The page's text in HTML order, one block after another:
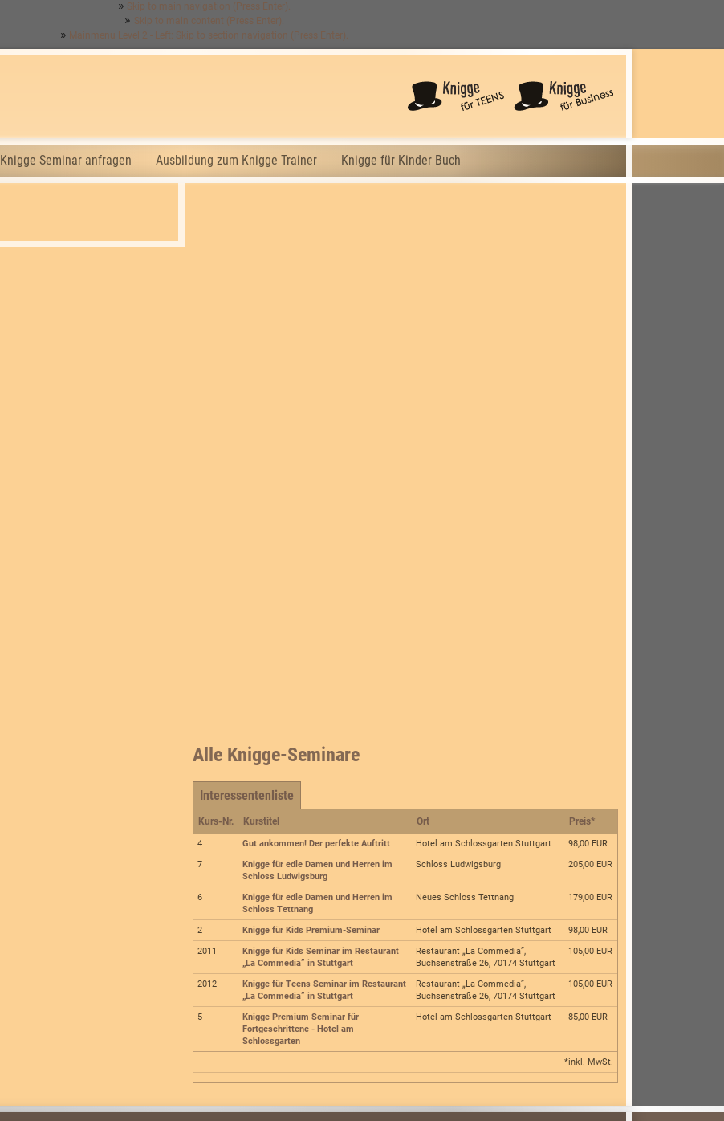
Skip to main navigation (Press Enter).
Skip to main content (Press Enter).
Mainmenu Level 2 - Left: Skip to section navigation (Press Enter).
Knigge Seminar anfragen Ausbildung zum Knigge Trainer Knigge für Kinder Buch
Alle Knigge-Seminare
Interessentenliste
Kurs-Nr. Kurstitel Ort Preis*
4 Gut ankommen! Der perfekte Auftritt Hotel am Schlossgarten Stuttgart
98,00 EUR
7
Knigge für edle Damen und Herren im
Schloss Ludwigsburg
Schloss Ludwigsburg 205,00 EUR
6
Knigge für edle Damen und Herren im
Schloss Tettnang
Neues Schloss Tettnang 179,00 EUR
2 Knigge für Kids Premium-Seminar Hotel am Schlossgarten Stuttgart
98,00 EUR
2011
Knigge für Kids Seminar im Restaurant
„La Commedia” in Stuttgart
Restaurant „La Commedia”,
Büchsenstraße 26, 70174 Stuttgart
105,00 EUR
2012
Knigge für Teens Seminar im Restaurant
„La Commedia” in Stuttgart
Restaurant „La Commedia”,
Büchsenstraße 26, 70174 Stuttgart
105,00 EUR
5
Knigge Premium Seminar für
Fortgeschrittene - Hotel am
Schlossgarten
Hotel am Schlossgarten Stuttgart 85,00 EUR
*inkl. MwSt.